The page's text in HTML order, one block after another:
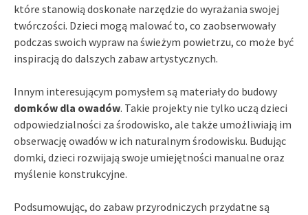
które stanowią doskonałe narzędzie do wyrażania swojej
twórczości. Dzieci mogą malować to, co zaobserwowały
podczas swoich wypraw na świeżym powietrzu, co może być
inspiracją do dalszych zabaw artystycznych.
Innym interesującym pomysłem są materiały do budowy
domków dla owadów. Takie projekty nie tylko uczą dzieci
odpowiedzialności za środowisko, ale także umożliwiają im
obserwację owadów w ich naturalnym środowisku. Budując
domki, dzieci rozwijają swoje umiejętności manualne oraz
myślenie konstrukcyjne.
Podsumowując, do zabaw przyrodniczych przydatne są